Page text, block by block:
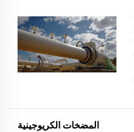
المضخات الكريوجينية